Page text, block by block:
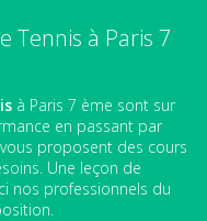
Tennis à Paris 7
à Paris 7 ème sont sur
en passant par
proposent des cours
Une leçon de
nos professionnels du